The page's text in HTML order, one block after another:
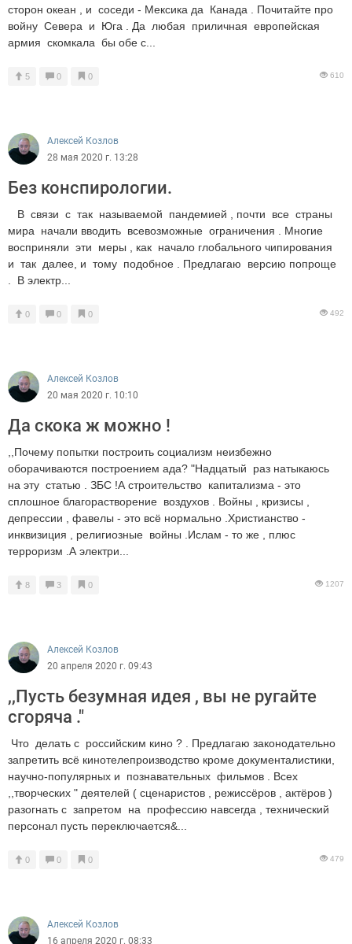
сторон океан , и соседи - Мексика да Канада . Почитайте про
войну Севера и Юга . Да любая приличная европейская
армия скомкала бы обе с...
5 0 0 610
Алексей Козлов
28 мая 2020 г. 13:28
Без конспирологии.
В связи с так называемой пандемией , почти все страны
мира начали вводить всевозможные ограничения . Многие
восприняли эти меры , как начало глобального чипирования
и так далее, и тому подобное . Предлагаю версию попроще
. В электр...
0 0 0 492
Алексей Козлов
20 мая 2020 г. 10:10
Да скока ж можно !
,,Почему попытки построить социализм неизбежно
оборачиваются построением ада? "Надцатый раз натыкаюсь
на эту статью . ЗБС !А строительство капитализма - это
сплошное благорастворение воздухов . Войны , кризисы ,
депрессии , фавелы - это всё нормально .Христианство -
инквизиция , религиозные войны .Ислам - то же , плюс
терроризм .А электри...
8 3 0 1207
Алексей Козлов
20 апреля 2020 г. 09:43
,,Пусть безумная идея , вы не ругайте
сгоряча ."
Что делать с российским кино ? . Предлагаю законодательно
запретить всё кинотелепроизводство кроме документалистики,
научно-популярных и познавательных фильмов . Всех
,,творческих " деятелей ( сценаристов , режиссёров , актёров )
разогнать с запретом на профессию навсегда , технический
персонал пусть переключается&...
0 0 0 479
Алексей Козлов
16 апреля 2020 г. 08:33